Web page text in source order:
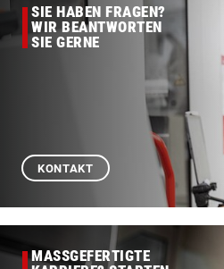
SIE HABEN FRAGEN?
WIR BEANTWORTEN
SIE GERNE
KONTAKT
MASSGEFERTIGTE